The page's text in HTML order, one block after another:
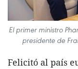
El primer ministro
presidente de
Felicitó al país